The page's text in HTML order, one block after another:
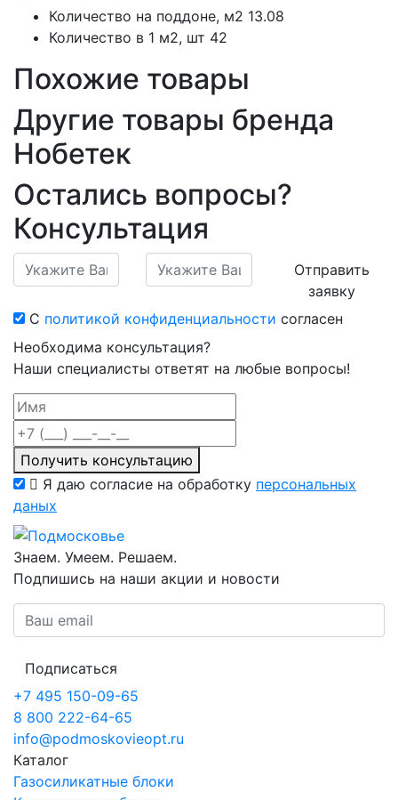
Количество на поддоне, м2 13.08
Количество в 1 м2, шт 42
Похожие товары
Другие товары бренда
Нобетек
Остались вопросы?
Консультация
Отправить
заявку
С политикой конфиденциальности согласен
Необходима консультация?
Наши специалисты ответят на любые вопросы!
Получить консультацию
Я даю согласие на обработку персональных
даных
Знаем. Умеем. Решаем.
Подпишись на наши акции и новости
Подписаться
+7 495 150-09-65
8 800 222-64-65
info@podmoskovieopt.ru
Каталог
Газосиликатные блоки